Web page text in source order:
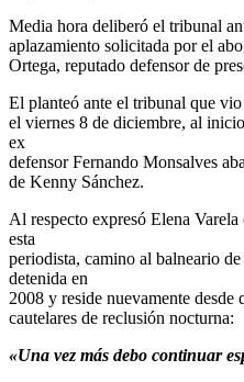
Media hora deliberó el tribunal
aplazamiento solicitada por el
Ortega, reputado defensor de
El planteó ante el tribunal que
el viernes 8 de diciembre, al
ex
defensor Fernando Monsalves
de Kenny Sánchez.
Al respecto expresó Elena
esta
periodista, camino al balneario
detenida en
2008 y reside nuevamente desde
cautelares de reclusión nocturna:
«Una vez más debo continuar